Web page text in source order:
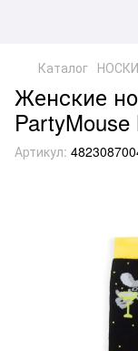
Каталог НОСКИ
Женские
Артикул: